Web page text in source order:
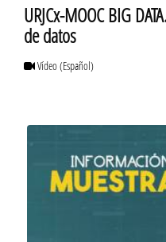
URJCx-MOOC BIG
de datos
Vídeo(Español)